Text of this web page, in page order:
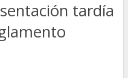
tardía